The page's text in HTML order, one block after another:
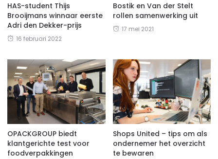
HAS-student Thijs
Brooijmans winnaar eerste
Adri den Dekker-prijs
16 februari 2022
Bostik en Van der Stelt
rollen samenwerking uit
17 mei 2021
OPACKGROUP biedt
klantgerichte test voor
foodverpakkingen
Shops United – tips om als
ondernemer het overzicht
te bewaren